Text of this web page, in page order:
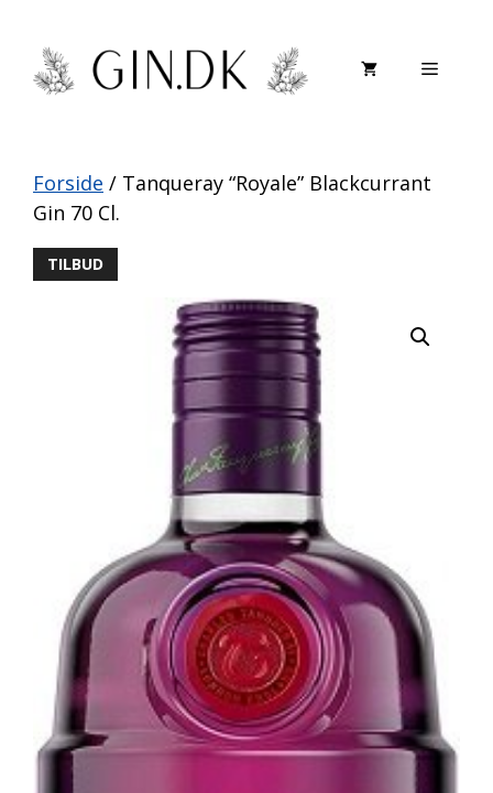
indhold
Menu
Forside / Tanqueray “Royale” Blackcurrant
Gin 70 Cl.
TILBUD